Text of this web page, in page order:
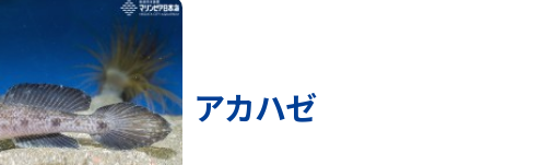
アカハゼ